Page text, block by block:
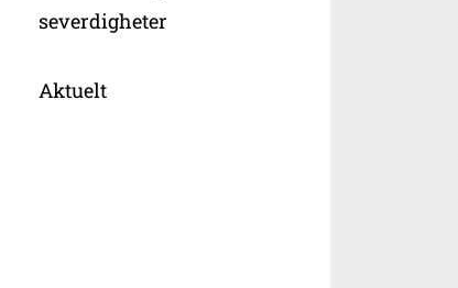
severdigheter
Aktuelt